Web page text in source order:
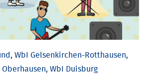
WbI Gelsenkirchen-Rotthausen,
Oberhausen, WbI Duisburg